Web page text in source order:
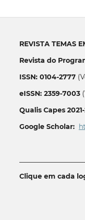
REVISTA TEMAS
Revista do
ISSN: 0104-2777
eISSN: 2359-7003
Qualis Capes
Google Scholar:
Clique em cada